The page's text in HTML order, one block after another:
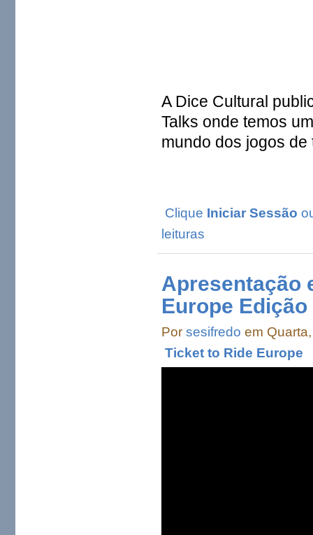
A Dice Cultural
Talks onde temos
mundo dos jogos de
Clique Iniciar Sessão
leituras
Apresentação
Europe
Porsesifredo em
Ticket to Ride Europe